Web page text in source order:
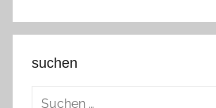
suchen
Suchen